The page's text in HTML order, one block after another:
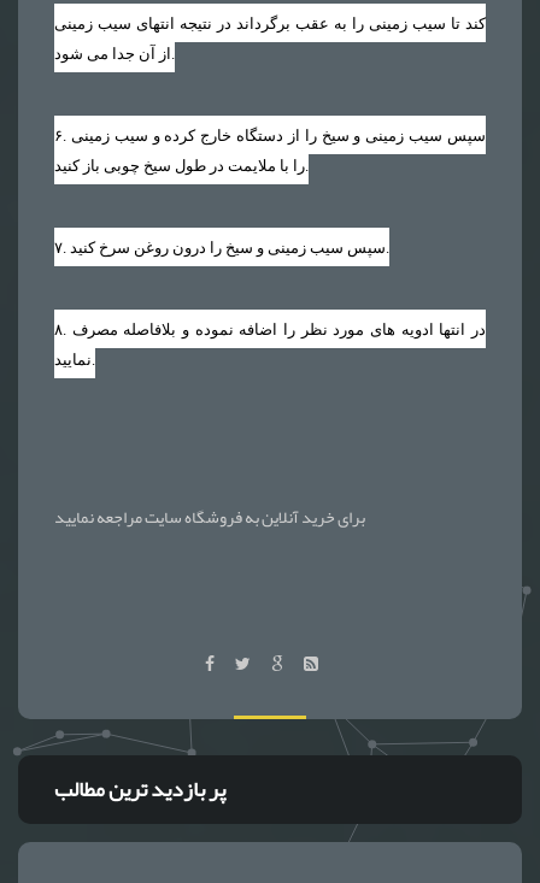
کند تا سیب زمینی را به عقب برگرداند در نتیجه انتهای سیب زمینی
از آن جدا می شود.
۶. سپس سیب زمینی و سیخ را از دستگاه خارج کرده و سیب زمینی
را با ملایمت در طول سیخ چوبی باز کنید.
۷ . سپس سیب زمینی و سیخ را درون روغن سرخ کنید.
۸. در انتها ادویه های مورد نظر را اضافه نموده و بلافاصله مصرف
نمایید.
برای خرید آنلاین به فروشگاه سایت مراجعه نمایید
پر بازدید ترین مطالب